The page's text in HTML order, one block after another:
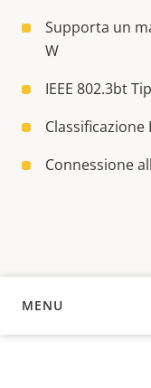
Supporta un
W
IEEE 802.3bt
Classificazione
Connessione
MENU
PANORAMICA